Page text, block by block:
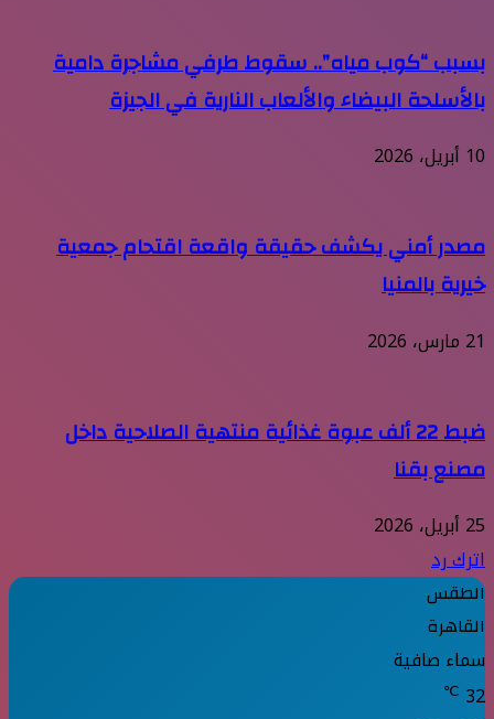
بسبب “كوب مياه”.. سقوط طرفي مشاجرة دامية
بالأسلحة البيضاء والألعاب النارية في الجيزة
10 أبريل، 2026
مصدر أمني يكشف حقيقة واقعة اقتحام جمعية
خيرية بالمنيا
21 مارس، 2026
ضبط 22 ألف عبوة غذائية منتهية الصلاحية داخل
مصنع بقنا
25 أبريل، 2026
اترك رد
الطقس
القاهرة
سماء صافية
32
℃